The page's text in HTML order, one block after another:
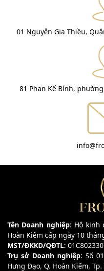
01 Nguyễn Gia Thiều,
81 Phan Kế Bính,
Tên Doanh nghiệp: Hộ kinh
Hoàn Kiếm cấp ngày 10
MST/ĐKKD/QĐTL:
Trụ sở Doanh nghiệp: Số
Hưng Đạo, Q. Hoàn Kiếm, Tp.